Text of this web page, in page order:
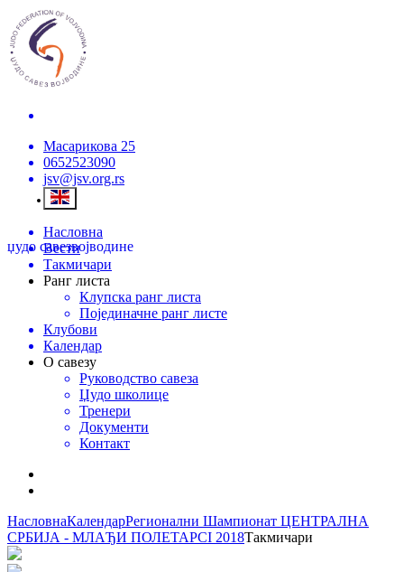
Масарикова 25
0652523090
jsv@jsv.org.rs
џудо савезвојводине
Насловна
Вести
Такмичари
Ранг листа
Клупска ранг листа
Појединачне ранг листе
Клубови
Календар
О савезу
Руководство савеза
Џудо школице
Тренери
Документи
Контакт
НасловнаКалендарРегионални Шампионат ЦЕНТРАЛНА
СРБИЈА - МЛАЂИ ПОЛЕТАРCI 2018Такмичари